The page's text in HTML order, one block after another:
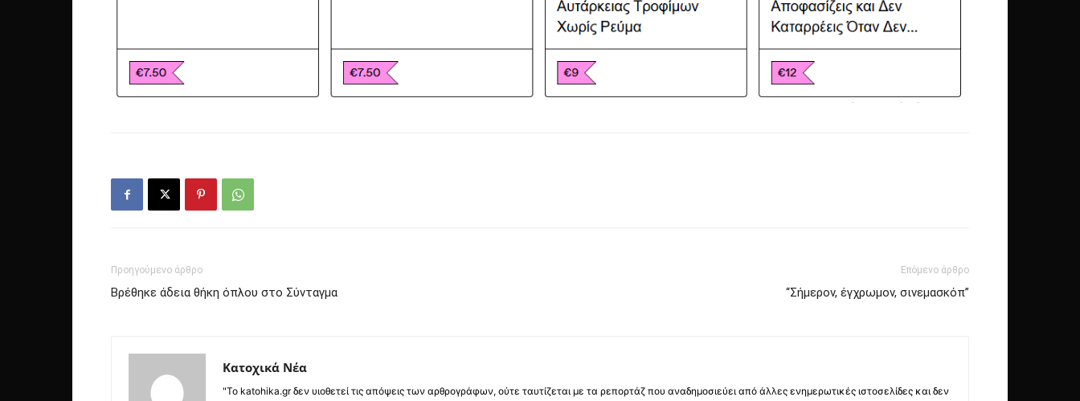
Προηγούμενο άρθρο
Βρέθηκε άδεια θήκη όπλου στο Σύνταγμα
Επόμενο άρθρο
“Σήμερον, έγχρωμον, σινεμασκόπ”
Κατοχικά Νέα
"Το katohika.gr δεν υιοθετεί τις απόψεις των αρθρογράφων, ούτε ταυτίζεται με τα ρεπορτάζ που αναδημοσιεύει από άλλες ενημερωτικές ιστοσελίδες και δεν